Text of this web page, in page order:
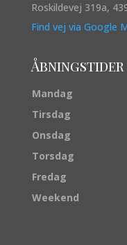
Roskildevej 319a,
Find vej via Google
Åbningstider
Mandag
Tirsdag
Onsdag
Torsdag
Fredag
Weekend